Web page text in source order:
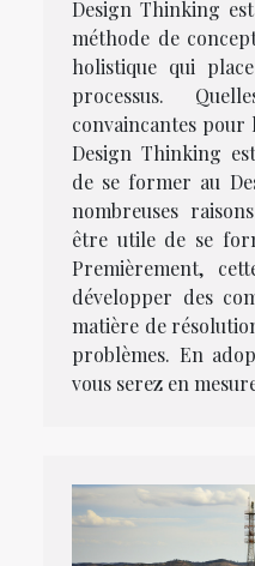
Design Thinking
méthode de
holistique qui
processus.
convaincantes pour
Design Thinking
de se former au
nombreuses
être utile de se
Premièrement,
développer des
matière de
problèmes. En
vous serez en